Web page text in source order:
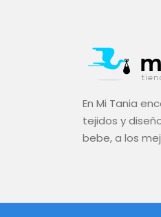
En Mi Tania
tejidos y
bebe, a los